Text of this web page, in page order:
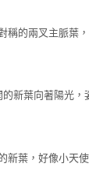
稱的兩叉主脈葉
新葉向著陽光，
新葉，好像小天使